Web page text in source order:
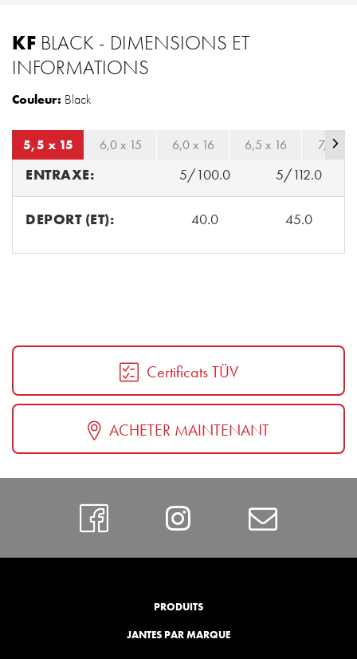
KF BLACK - DIMENSIONS ET
INFORMATIONS
Couleur: Black
5,5 x 15 6,0 x 15 6,0 x 16 6,5 x 16 7,0 x
ENTRAXE: 5/100.0 5/112.0
DEPORT (ET): 40.0 45.0
Certificats TÜV
ACHETER MAINTENANT
https://Instagram
PRODUITS
JANTES PAR MARQUE